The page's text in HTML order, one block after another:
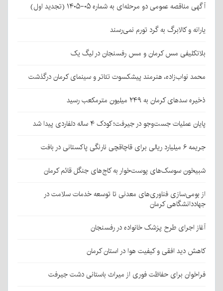
آگهی مناقصه عمومی دو مرحله‌ای به شماره ۰۵-۱۴۰۵ (تجدید اول)
یارانه و کالابرگ به گرد تورم نمی‌رسند
بلاتکلیفی مس کرمان و مس رفسنجان در لیگ یک
محمد نواب‌زاده، هنرمند پیشکسوت تئاتر و سینمای کرمان درگذشت
ذخیره سدهای کرمان به ۲۴۹ میلیون مترمکعب رسید
پایان عملیات جست‌وجو در جیرفت؛ کودک ۴ ساله دلفاردی پیدا شد
جریمه ۶ میلیارد ریالی برای قاچاقچی نارنگی پاکستانی در بافت
شبیخون سوسک‌های پوست‌خوار به کاج‌های جنگل قائم کرمان
از بومی‌سازی فناوری‌های معدنی تا توسعه خدمات سلامت در
جهاددانشگاهی کرمان
آغاز اجرای طرح پزشک خانواده در رفسنجان
کاهش دید افقی و کیفیت هوا در استان کرمان
فراخوان برای حفاظت فوری از میراث باستانی دشت جیرفت